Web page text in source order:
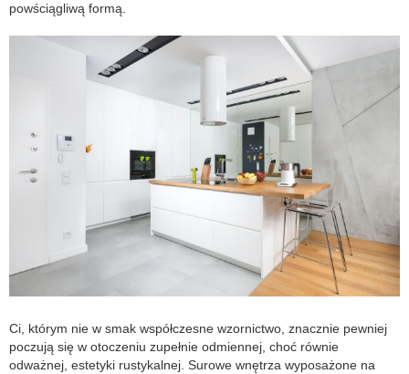
powściągliwą formą.
Ci, którym nie w smak współczesne wzornictwo, znacznie pewniej
poczują się w otoczeniu zupełnie odmiennej, choć równie
odważnej, estetyki rustykalnej. Surowe wnętrza wyposażone na